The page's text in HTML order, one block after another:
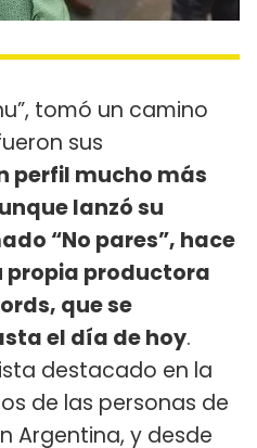
tomó un camino
sus
perfil mucho más
lanzó su
“No pares”, hace
propia productora
que se
el día de hoy.
destacado en la
de las personas de
Argentina, y desde